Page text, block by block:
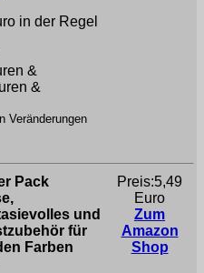
in der Regel
&
&
Veränderungen
Pack
und
für
Farben
Preis:5,49
Euro
Zum
Amazon
Shop